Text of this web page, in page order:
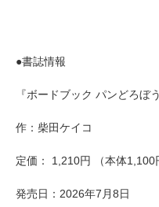
●書誌情報
『ボードブック パンどろぼう
作：柴田ケイコ
定価： 1,210円 （本体1,100
発売日：2026年7月8日